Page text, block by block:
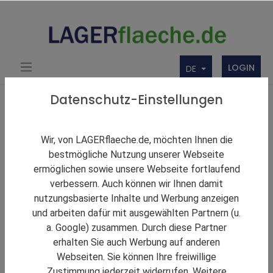
DE LOGIN
Themen Rund um Lager und LAGERflaeche.de
Datenschutz-Einstellungen
Wir, von LAGERflaeche.de, möchten Ihnen die
bestmögliche Nutzung unserer Webseite
ermöglichen sowie unsere Webseite fortlaufend
verbessern. Auch können wir Ihnen damit
nutzungsbasierte Inhalte und Werbung anzeigen
und arbeiten dafür mit ausgewählten Partnern (u.
a. Google) zusammen. Durch diese Partner
erhalten Sie auch Werbung auf anderen
Webseiten. Sie können Ihre freiwillige